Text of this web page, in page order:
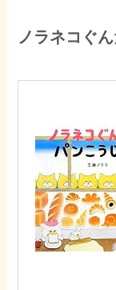
ノラネコぐ